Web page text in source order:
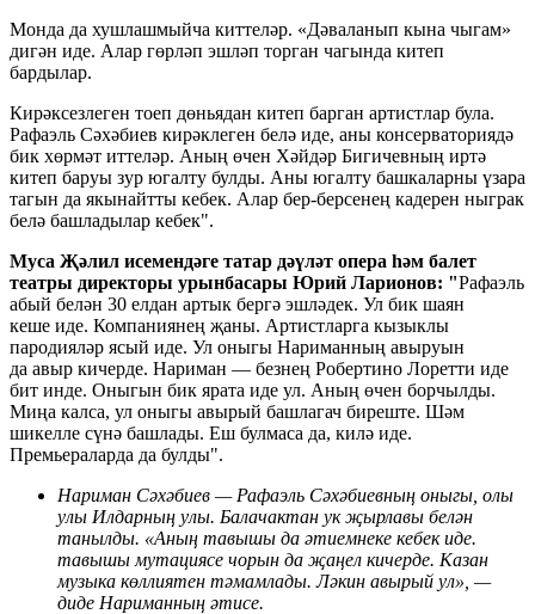
Монда да хушлашмыйча киттеләр. «Дәваланып кына чыгам»
дигән иде. Алар гөрләп эшләп торган чагында китеп
бардылар.
Кирәксезлеген тоеп дөньядан китеп барган артистлар була.
Рафаэль Сәхәбиев кирәклеген белә иде, аны консерваториядә
бик хөрмәт иттеләр. Аның өчен Хәйдәр Бигичевның иртә
китеп баруы зур югалту булды. Аны югалту башкаларны үзара
тагын да якынайтты кебек. Алар бер-берсенең кадерен ныграк
белә башладылар кебек".
Муса Җәлил исемендәге татар дәүләт опера һәм балет
театры директоры урынбасары Юрий Ларионов: "Рафаэль
абый белән 30 елдан артык бергә эшләдек. Ул бик шаян
кеше иде. Компаниянең җаны. Артистларга кызыклы
пародияләр ясый иде. Ул оныгы Нариманның авыруын
да авыр кичерде. Нариман — безнең Робертино Лоретти иде
бит инде. Оныгын бик ярата иде ул. Аның өчен борчылды.
Миңа калса, ул оныгы авырый башлагач биреште. Шәм
шикелле сүнә башлады. Еш булмаса да, килә иде.
Премьераларда да булды".
Нариман Сәхәбиев — Рафаэль Сәхәбиевның оныгы, олы
улы Илдарның улы. Балачактан ук җырлавы белән
танылды. «Аның тавышы да әтиемнеке кебек иде.
тавышы мутациясе чорын да җаңел кичерде. Казан
музыка көллиятен тәмамлады. Ләкин авырый ул», —
диде Нариманның әтисе.